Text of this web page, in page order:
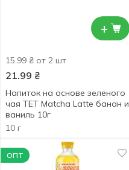
+
15.99 ₴ от 2 шт
21.99 ₴
Напиток на основе зеленого
чая ТЕТ Matcha Latte банан и
ваниль 10г
10 г
ОПТ